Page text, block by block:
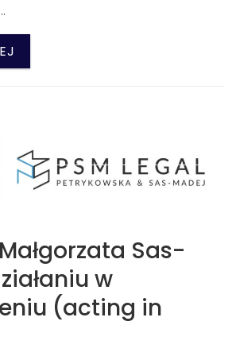
Sas-
w
(acting in